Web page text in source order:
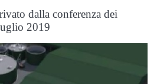
dalla conferenza dei
2019